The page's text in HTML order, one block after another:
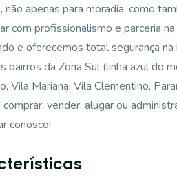
não apenas para moradia, como
com profissionalismo e parceria
e oferecemos total segurança
bairros da Zona Sul (linha azul do
Vila Mariana, Vila Clementino,
vender, alugar ou
conosco!